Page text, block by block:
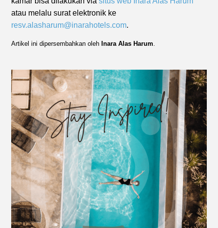
atau melalu surat elektronik ke
resv.alasharum@inarahotels.com.
Artikel ini dipersembahkan oleh Inara Alas Harum